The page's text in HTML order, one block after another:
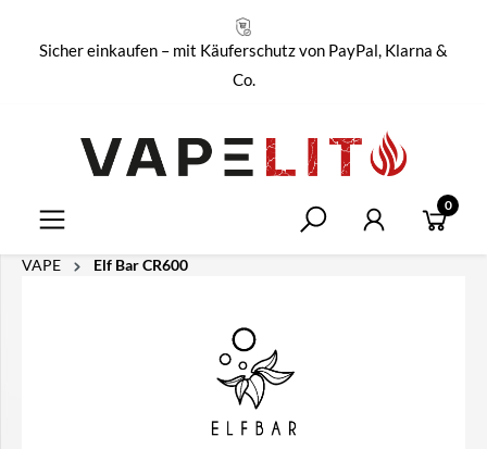
Sicher einkaufen – mit Käuferschutz von PayPal, Klarna &
Co.
0
VAPE Elf Bar CR600